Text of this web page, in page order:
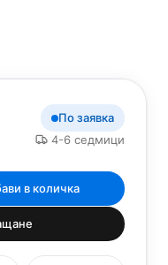
По заявка
4-6 седмици
в количка